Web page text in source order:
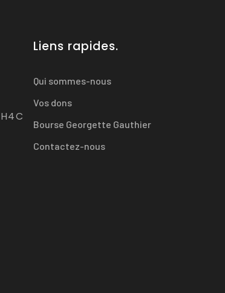
Liens rapides.
Qui sommes-nous
Vos dons
Bourse Georgette Gauthier
Contactez-nous